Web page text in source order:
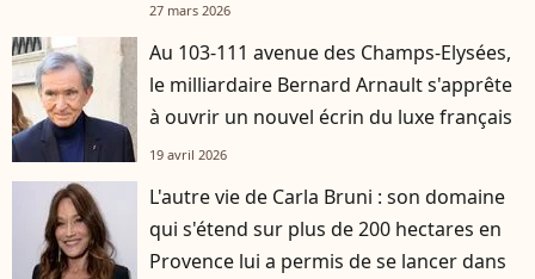
27 mars 2026
Au 103-111 avenue des Champs-Elysées,
le milliardaire Bernard Arnault s'apprête
à ouvrir un nouvel écrin du luxe français
19 avril 2026
L'autre vie de Carla Bruni : son domaine
qui s'étend sur plus de 200 hectares en
Provence lui a permis de se lancer dans